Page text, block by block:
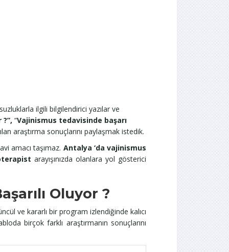
ilgili bilgilendirici yazılar ve
“Vajinismus tedavisinde başarı
araştırma sonuçlarını paylaşmak istedik.
amacı taşımaz. Antalya ‘da vajinismus
arayışınızda olanlara yol gösterici
Oluyor ?
ve kararlı bir program izlendiğinde kalıcı
birçok farklı araştırmanın sonuçlarını